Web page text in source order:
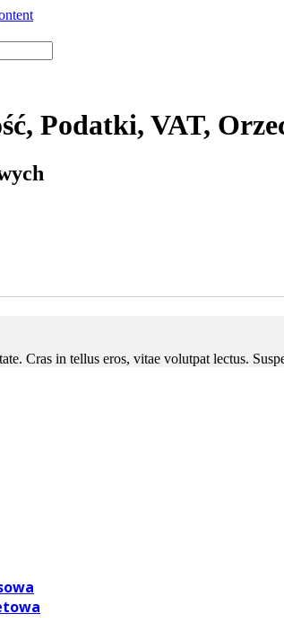
Podatki, VAT,
Cras in tellus eros, vitae volutpat lectus.